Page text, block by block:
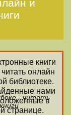
и
книги
онлайн
библиотеке.
нами
в
странице.
- читать